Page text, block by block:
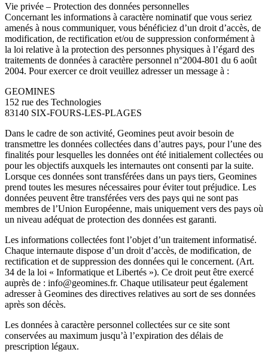
Vie privée – Protection des données personnelles
Concernant les informations à caractère nominatif que vous seriez
amenés à nous communiquer, vous bénéficiez d’un droit d’accès, de
modification, de rectification et/ou de suppression conformément à
la loi relative à la protection des personnes physiques à l’égard des
traitements de données à caractère personnel n°2004-801 du 6 août
2004. Pour exercer ce droit veuillez adresser un message à :
GEOMINES
152 rue des Technologies
83140 SIX-FOURS-LES-PLAGES
Dans le cadre de son activité, Geomines peut avoir besoin de
transmettre les données collectées dans d’autres pays, pour l’une des
finalités pour lesquelles les données ont été initialement collectées ou
pour les objectifs auxquels les internautes ont consenti par la suite.
Lorsque ces données sont transférées dans un pays tiers, Geomines
prend toutes les mesures nécessaires pour éviter tout préjudice. Les
données peuvent être transférées vers des pays qui ne sont pas
membres de l’Union Européenne, mais uniquement vers des pays où
un niveau adéquat de protection des données est garanti.
Les informations collectées font l’objet d’un traitement informatisé.
Chaque internaute dispose d’un droit d’accès, de modification, de
rectification et de suppression des données qui le concernent. (Art.
34 de la loi « Informatique et Libertés »). Ce droit peut être exercé
auprès de : info@geomines.fr. Chaque utilisateur peut également
adresser à Geomines des directives relatives au sort de ses données
après son décès.
Les données à caractère personnel collectées sur ce site sont
conservées au maximum jusqu’à l’expiration des délais de
prescription légaux.